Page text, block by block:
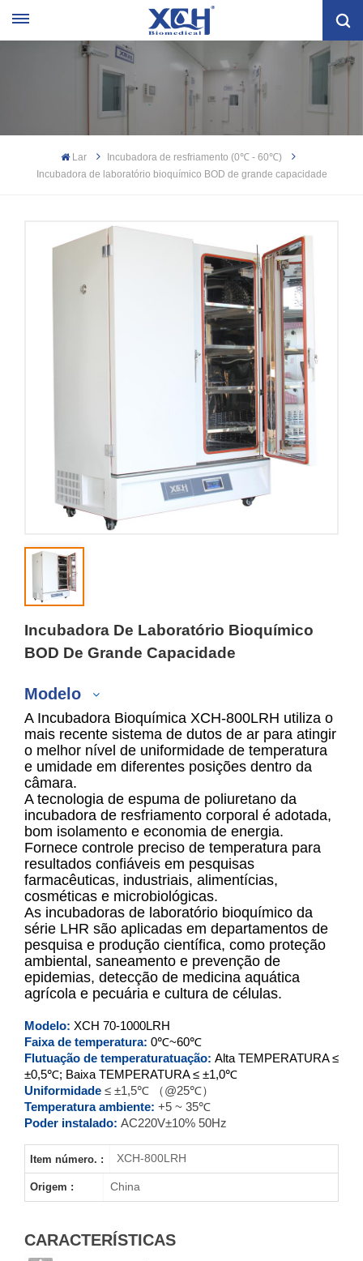
Lar
Incubadora de resfriamento (0℃ - 60℃)
Incubadora de laboratório bioquímico BOD de grande capacidade
Incubadora De Laboratório Bioquímico
BOD De Grande Capacidade
Modelo
XCH-70LRH
XCH-150LRH
XCH-250LRH
XCH-400LRH
XCH-500LRH
XCH-800LRH
XCH-1000LRH
A Incubadora Bioquímica XCH-800LRH utiliza o
mais recente sistema de dutos de ar para atingir
o melhor nível de uniformidade de temperatura
e umidade em diferentes posições dentro da
câmara.
A tecnologia de espuma de poliuretano da
incubadora de resfriamento corporal é adotada,
bom isolamento e economia de energia.
Fornece controle preciso de temperatura para
resultados confiáveis em pesquisas
farmacêuticas, industriais, alimentícias,
cosméticas e microbiológicas.
As incubadoras de laboratório bioquímico da
série LHR são aplicadas em departamentos de
pesquisa e produção científica, como proteção
ambiental, saneamento e prevenção de
epidemias, detecção de medicina aquática
agrícola e pecuária e cultura de células.
Modelo: XCH 70-1000LRH
Faixa de temperatura: 0℃~60℃
Flutuação de temperaturatuação: Alta TEMPERATURA ≤
±0,5℃; Baixa TEMPERATURA ≤ ±1,0℃
Uniformidade ≤ ±1,5℃ （@25℃）
Temperatura ambiente: +5 ~ 35℃
Poder instalado: AC220V±10% 50Hz
Item número. : XCH-800LRH
Origem : China
CARACTERÍSTICAS